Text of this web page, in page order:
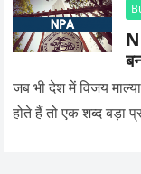
जब भी देश में विजय
होते हैं तो एक शब्द